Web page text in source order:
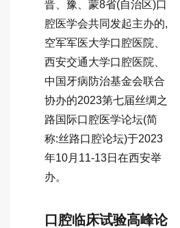
晋、豫、蒙8省(自治区)口
腔医学会共同发起主办的,
空军军医大学口腔医院、
西安交通大学口腔医院、
中国牙病防治基金会联合
协办的2023第七届丝绸之
路国际口腔医学论坛(简
称:丝路口腔论坛)于2023
年10月11-13日在西安举
办。
口腔临床试验高峰论